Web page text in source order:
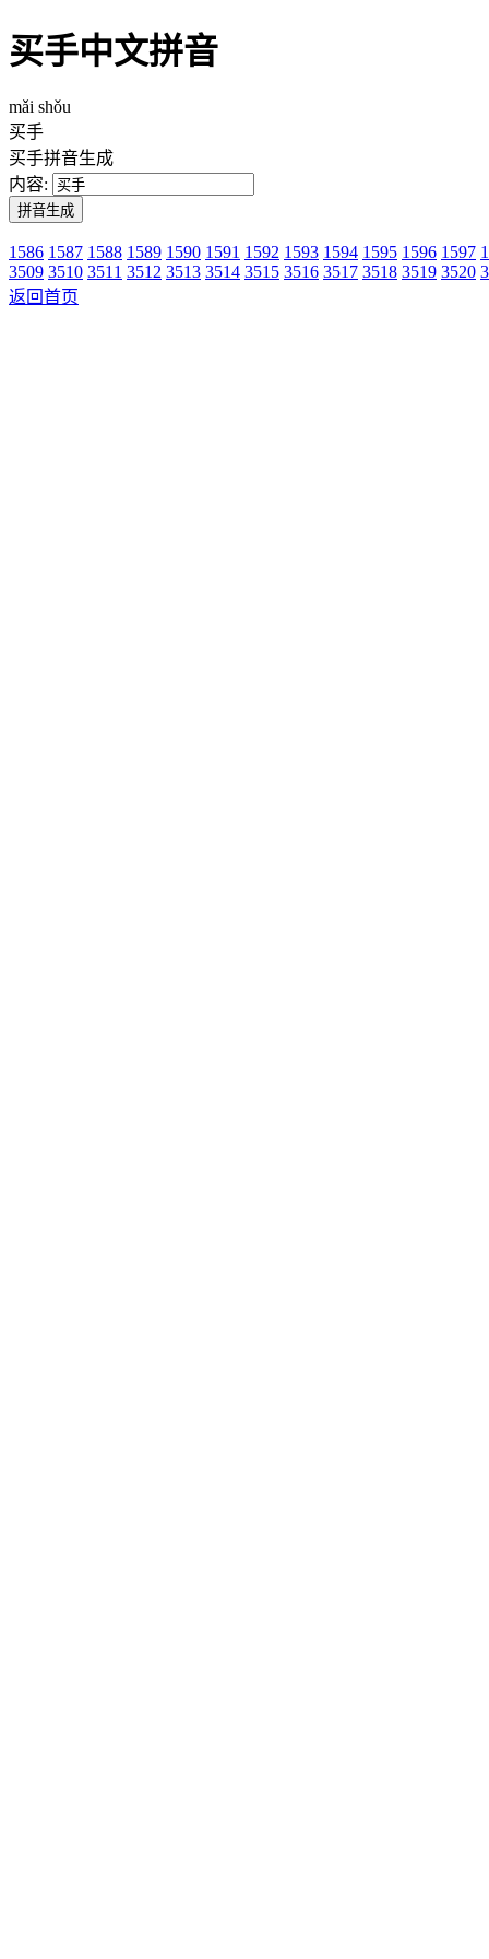
买手中文拼音
mǎi shǒu
买手
买手拼音生成
内容:
1586 1587 1588 1589 1590 1591 1592 1593 1594 1595 1596 1597
3509 3510 3511 3512 3513 3514 3515 3516 3517 3518 3519 3520
返回首页